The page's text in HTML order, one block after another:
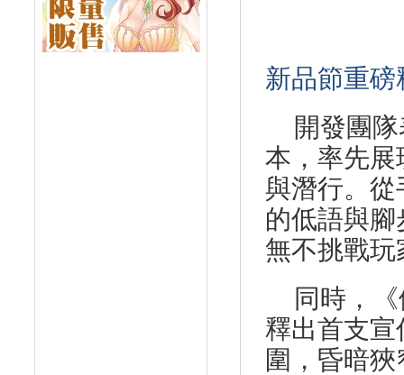
新品節重磅
開發團
本， 率先展
與潛行。
的低語與
無不挑戰
同時，
釋出首支
圍，昏暗